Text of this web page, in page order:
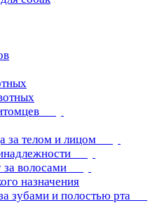
за телом и лицом
за волосами
назначения
зубами и полостью рта